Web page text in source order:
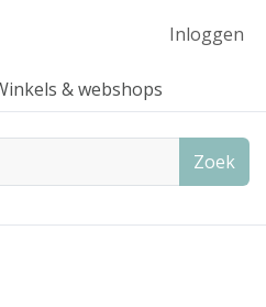
Inloggen
& webshops
Zoek